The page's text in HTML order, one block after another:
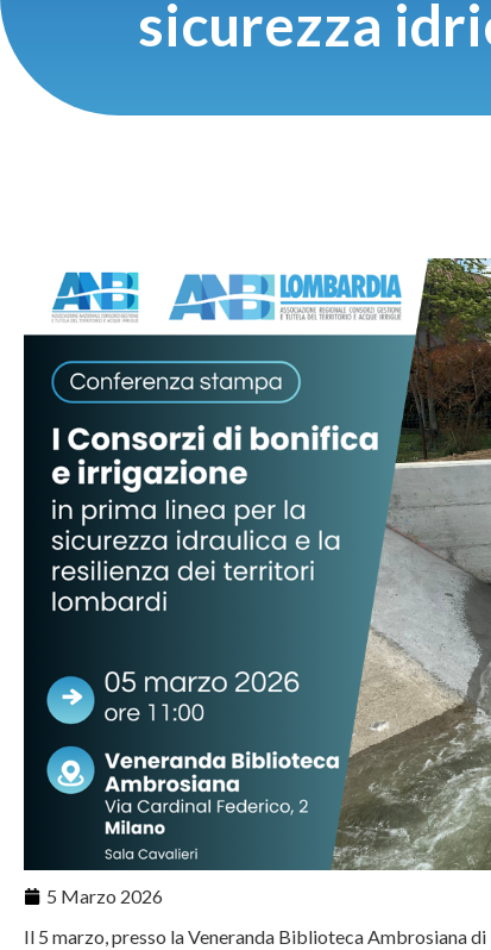
sicurezza
5 Marzo 2026
Il 5 marzo, presso la Veneranda Biblioteca Ambrosiana